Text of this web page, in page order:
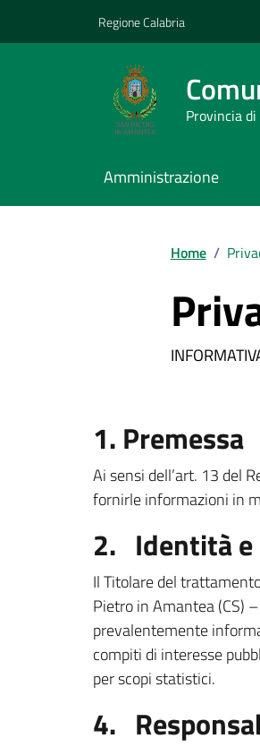
Regione Calabria
Provincia di
Amministrazione
Home /
1. Premessa
Ai sensi dell’art. 13 del
fornirle informazioni in
2. Identità e
Il Titolare del
Pietro in Amantea (CS)
prevalentemente
compiti di interesse
per scopi statistici.
4.